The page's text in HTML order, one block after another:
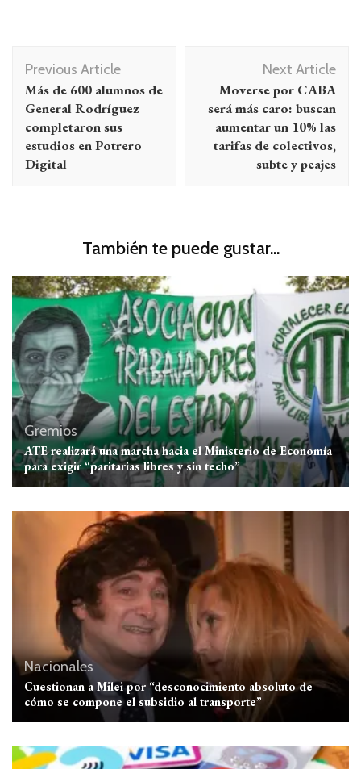
Navegación
de
entradas
Previous Article
Más de 600 alumnos de
General Rodríguez
completaron sus
estudios en Potrero
Digital
Next Article
Moverse por CABA
será más caro: buscan
aumentar un 10% las
tarifas de colectivos,
subte y peajes
También te puede gustar...
Gremios
ATE realizará una marcha hacia el Ministerio de Economía
para exigir “paritarias libres y sin techo”
Nacionales
Cuestionan a Milei por “desconocimiento absoluto de
cómo se compone el subsidio al transporte”